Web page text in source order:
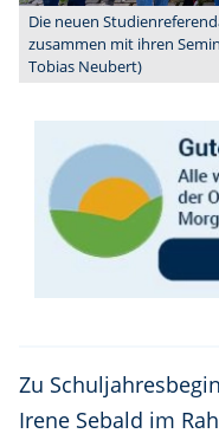
Die neuen
zusammen mit ihren
Tobias Neubert)
Zu
Irene Sebald im